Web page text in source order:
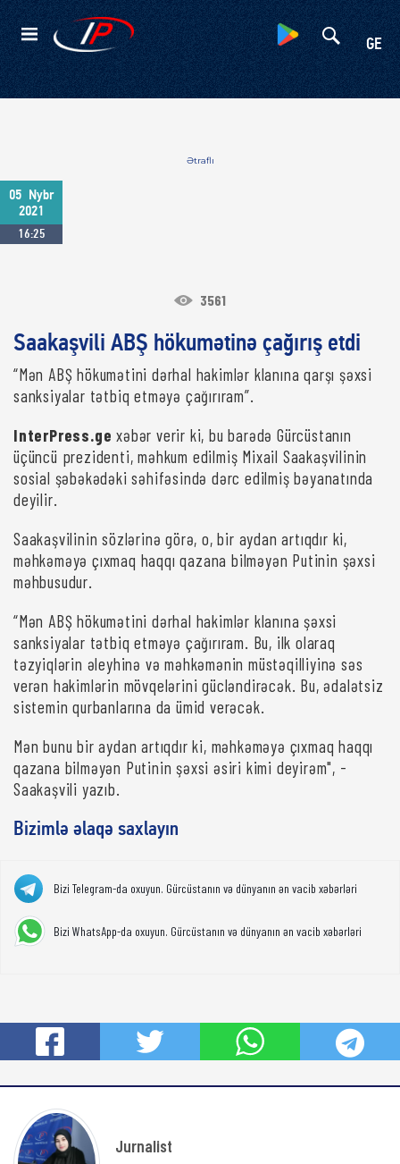
GE
Kateqoriyalar
Ətraflı
05
Nybr
2021
16:25
3561
Saakaşvili ABŞ hökumətinə çağırış etdi
“Mən ABŞ hökumətini dərhal hakimlər klanına qarşı şəxsi
sanksiyalar tətbiq etməyə çağırıram”.
InterPress.ge xəbər verir ki, bu barədə Gürcüstanın
üçüncü prezidenti, məhkum edilmiş Mixail Saakaşvilinin
sosial şəbəkədəki səhifəsində dərc edilmiş bəyanatında
deyilir.
Saakaşvilinin sözlərinə görə, o, bir aydan artıqdır ki,
məhkəməyə çıxmaq haqqı qazana bilməyən Putinin şəxsi
məhbusudur.
“Mən ABŞ hökumətini dərhal hakimlər klanına şəxsi
sanksiyalar tətbiq etməyə çağırıram. Bu, ilk olaraq
təzyiqlərin əleyhinə və məhkəmənin müstəqilliyinə səs
verən hakimlərin mövqelərini gücləndirəcək. Bu, ədalətsiz
sistemin qurbanlarına da ümid verəcək.
Mən bunu bir aydan artıqdır ki, məhkəməyə çıxmaq haqqı
qazana bilməyən Putinin şəxsi əsiri kimi deyirəm", -
Saakaşvili yazıb.
Bizimlə əlaqə saxlayın
Bizi Telegram-da oxuyun. Gürcüstanın və dünyanın ən vacib xəbərləri
Bizi WhatsApp-da oxuyun. Gürcüstanın və dünyanın ən vacib xəbərləri
Jurnalist